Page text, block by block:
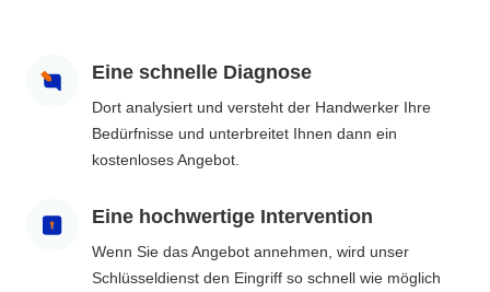
Eine schnelle Diagnose
Dort analysiert und versteht der Handwerker Ihre
Bedürfnisse und unterbreitet Ihnen dann ein
kostenloses Angebot.
Eine hochwertige Intervention
Wenn Sie das Angebot annehmen, wird unser
Schlüsseldienst den Eingriff so schnell wie möglich